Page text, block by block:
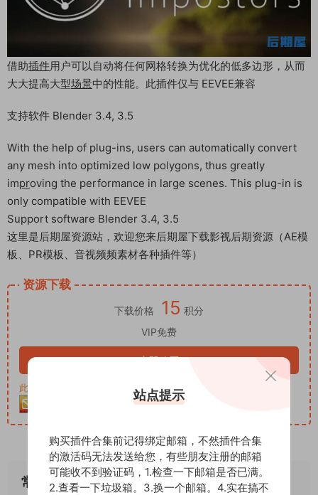
借助插件用户可以自动将任何网格转换为优化的低多边形，从而
大大提高大型场景中的性能。此插件仅与 EEVEE兼容
支持软件 Blender 3.4, 3.5
With the help of plug-ins, users can automatically convert
any mesh into optimized low polygons, thus greatly
improving the performance in large scenes. This plug-in is
only compatible with EEVEE
Support software Blender 3.4, 3.5
这里是后期屋资源站，欢迎您来后期屋下载影视后期资源（AE模
板、PR模板、音视频频素材各种插件等）
资源下载
下载价格 15 积分
VIP免费
立即购买
此资源购买后30天内可下载。客服QQ：652268626
常见问题
站点提示
购买插件合集前记得绑定邮箱，不然插件合集
的激活码无法发送给您，有些朋友注册的邮箱
可能收不到验证码，1.检查一下邮箱是否已满。
2.查看一下垃圾箱。3.换一个邮箱。4.实在搞不